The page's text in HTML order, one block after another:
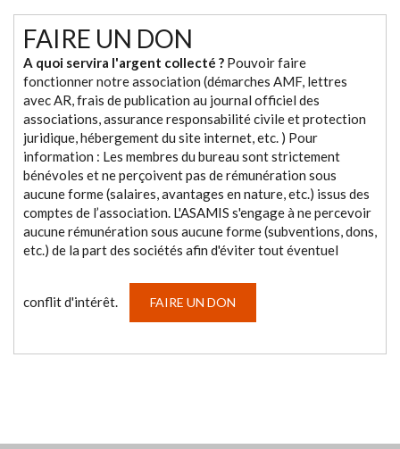
FAIRE UN DON
A quoi servira l'argent collecté ? Pouvoir faire
fonctionner notre association (démarches AMF, lettres
avec AR, frais de publication au journal officiel des
associations, assurance responsabilité civile et protection
juridique, hébergement du site internet, etc. ) Pour
information : Les membres du bureau sont strictement
bénévoles et ne perçoivent pas de rémunération sous
aucune forme (salaires, avantages en nature, etc.) issus des
comptes de l’association. L'ASAMIS s'engage à ne percevoir
aucune rémunération sous aucune forme (subventions, dons,
etc.) de la part des sociétés afin d'éviter tout éventuel
conflit d'intérêt. FAIRE UN DON